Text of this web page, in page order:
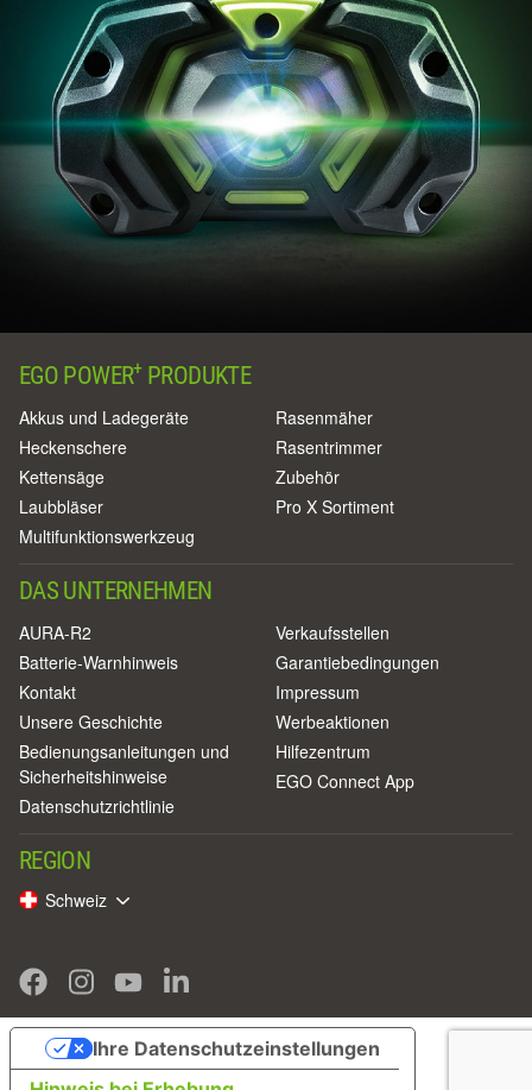
EGO POWER+PRODUKTE
Akkus und Ladegeräte
Heckenschere
Kettensäge
Laubbläser
Multifunktionswerkzeug
Rasenmäher
Rasentrimmer
Zubehör
Pro X Sortiment
DAS UNTERNEHMEN
AURA-R2
Batterie-Warnhinweis
Kontakt
Unsere Geschichte
Bedienungsanleitungen und
Sicherheitshinweise
Datenschutzrichtlinie
Verkaufsstellen
Garantiebedingungen
Impressum
Werbeaktionen
Hilfezentrum
EGO Connect App
REGION
Schweiz
Ihre Datenschutzeinstellungen